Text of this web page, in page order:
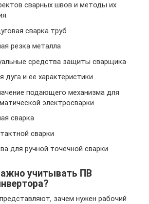
сварных швов и методы их
сварка труб
резка металла
средства защиты сварщика
дуга и ее характеристики
подающего механизма для
электросварки
сварка
сварки
для ручной точечной сварки
учитывать ПВ
зачем нужен рабочий